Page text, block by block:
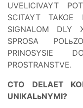
UVELICIVAYT
SCITAYT TAKOE
SIGNALOM DLY
SPROSA
PRINOSYSIE
PROSTRANSTVE.
CTO DELAET
UNIKALьNYMI?